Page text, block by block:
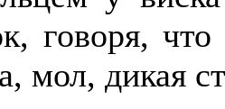
говоря,
мол, дикая